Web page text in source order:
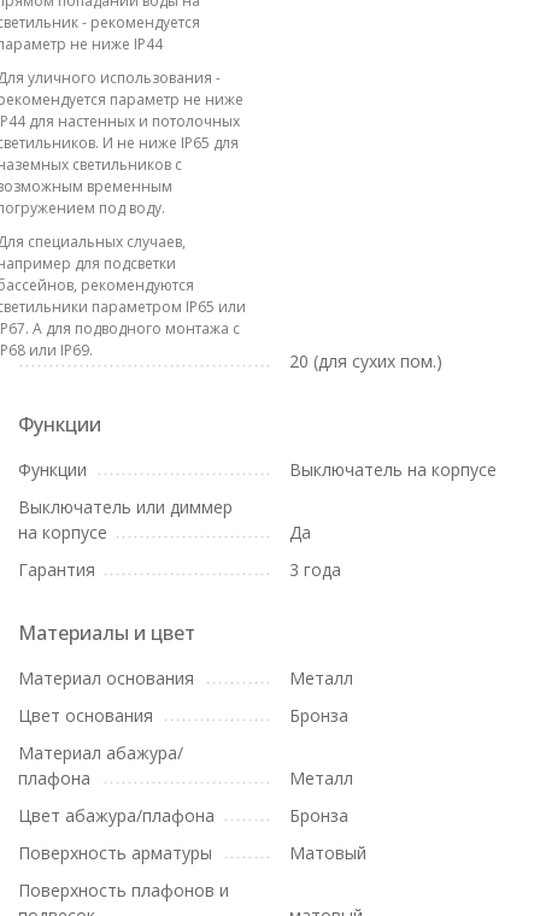
- рекомендуется
не ниже IP44
уличного использования -
параметр не ниже
для настенных и потолочных
И не ниже IP65 для
светильников с
временным
под воду.
специальных случаев,
для подсветки
рекомендуются
параметром IP65 или
А для подводного монтажа с
или IP69.
20 (для сухих пом.)
Функции
Функции
Выключатель на корпусе
Выключатель или диммер
на корпусе
Да
Гарантия
3 года
Материалы и цвет
Материал основания
Металл
Цвет основания
Бронза
Материал абажура/
плафона
Металл
Цвет абажура/плафона
Бронза
Поверхность арматуры
Матовый
Поверхность плафонов и